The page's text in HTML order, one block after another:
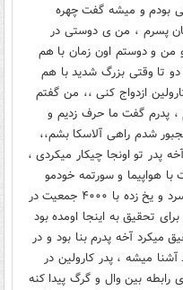
بودم و میشه گفت چهره
پسرم ، من ی دوستی در
من و دوستم اون زمان با هم
تا وقتی بزرگ شدید با هم
ازدواج کنی ،، من گفتم
پدرم گفت ما حرف زدیم و
شدم راهی آلاسکا بشم،،
پدر تو اونجا چیکار میکردی ،
هواپیما و سورتمه خودمو
رسوندم به شهر برو ، ی شهر کوچیک و سرد و یخ زده با ۴۰۰۰ جمعیت در
تحقیق به اینجا اومده بود
میکرد آخه پدرم بنا بود و در
میشه ، پدر کارولین در
بین وال و گرگ پیدا کنه